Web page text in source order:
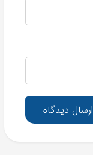
ارسال دیدگاه